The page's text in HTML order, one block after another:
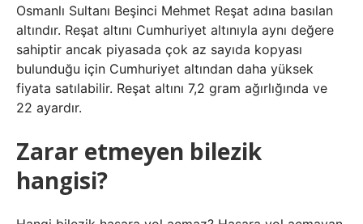
Osmanlı Sultanı Beşinci Mehmet Reşat adına basılan
altındır. Reşat altını Cumhuriyet altınıyla aynı değere
sahiptir ancak piyasada çok az sayıda kopyası
bulunduğu için Cumhuriyet altından daha yüksek
fiyata satılabilir. Reşat altını 7,2 gram ağırlığında ve
22 ayardır.
Zarar etmeyen bilezik
hangisi?